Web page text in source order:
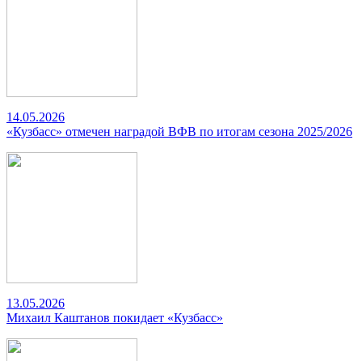
14.05.2026
«Кузбасс» отмечен наградой ВФВ по итогам сезона 2025/2026
13.05.2026
Михаил Каштанов покидает «Кузбасс»